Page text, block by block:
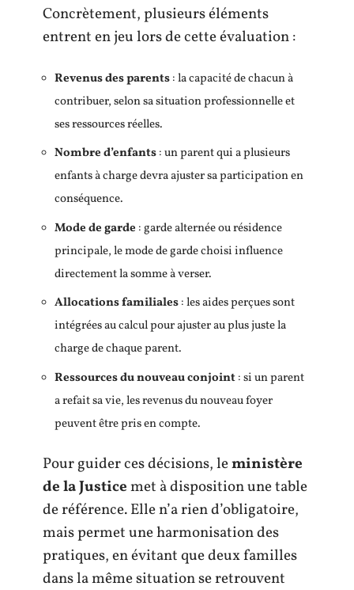
Concrètement, plusieurs éléments
entrent en jeu lors de cette évaluation :
Revenus des parents: la capacité de chacun à
contribuer, selon sa situation professionnelle et
ses ressources réelles.
Nombre d’enfants: un parent qui a plusieurs
enfants à charge devra ajuster sa participation en
conséquence.
Mode de garde : garde alternée ou résidence
principale, le mode de garde choisi influence
directement la somme à verser.
Allocations familiales: les aides perçues sont
intégrées au calcul pour ajuster au plus juste la
charge de chaque parent.
Ressources du nouveau conjoint: si un parent
a refait sa vie, les revenus du nouveau foyer
peuvent être pris en compte.
Pour guider ces décisions, leministère
de la Justicemet à disposition une table
de référence. Elle n’a rien d’obligatoire,
mais permet une harmonisation des
pratiques, en évitant que deux familles
dans la même situation se retrouvent